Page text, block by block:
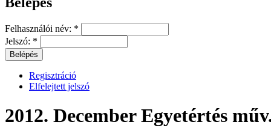
Felhasználói név: *
Jelszó: *
Regisztráció
Elfelejtett jelszó
2012. December Egyetértés